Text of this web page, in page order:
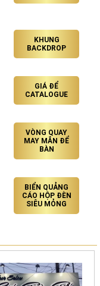
KHUNG
BACKDROP
GIÁ ĐỂ
CATALOGUE
VÒNG QUAY
MAY MẮN ĐỂ
BÀN
BIỂN QUẢNG
CÁO HỘP ĐÈN
SIÊU MỎNG